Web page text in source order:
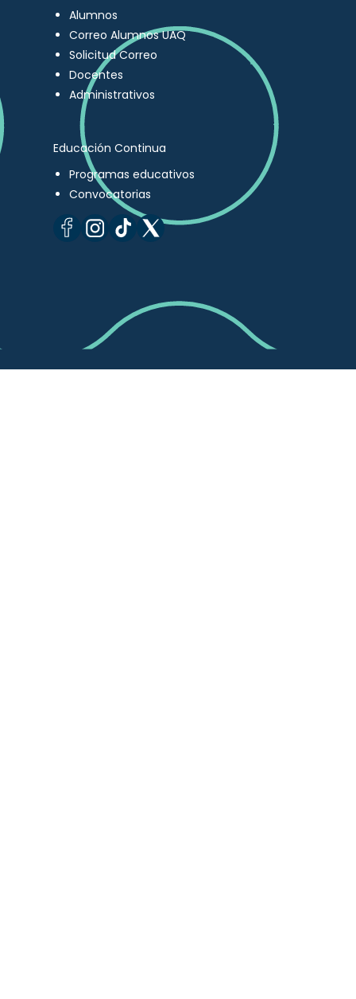
Alumnos
Correo Alumnos UAQ
Solicitud Correo
Docentes
Administrativos
Educación Continua
Programas educativos
Convocatorias